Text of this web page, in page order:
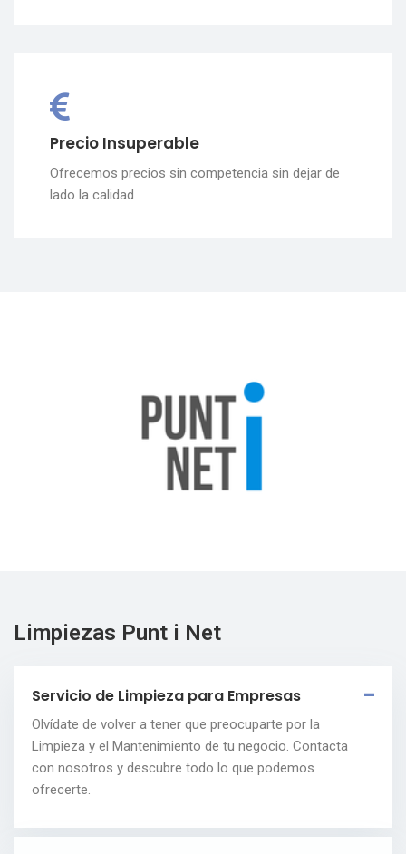
Precio Insuperable
Ofrecemos precios sin competencia sin dejar de
lado la calidad
Limpiezas Punt i Net
Servicio de Limpieza para Empresas
Olvídate de volver a tener que preocuparte por la
Limpieza y el Mantenimiento de tu negocio. Contacta
con nosotros y descubre todo lo que podemos
ofrecerte.